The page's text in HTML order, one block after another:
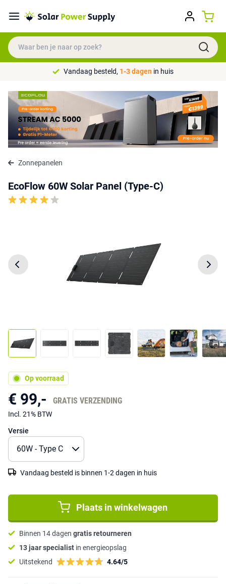
Vandaag besteld, 1-3 dagen in huis
Zonnepanelen
EcoFlow 60W Solar Panel (Type-C)
Op voorraad
€ 99,- GRATIS VERZENDING
Incl. 21% BTW
Versie
Vandaag besteld is binnen 1-2 dagen in huis
Plaats in winkelwagen
Binnen 14 dagen gratis retourneren
13 jaar specialist in energieopslag
Uitstekend
4.64/5